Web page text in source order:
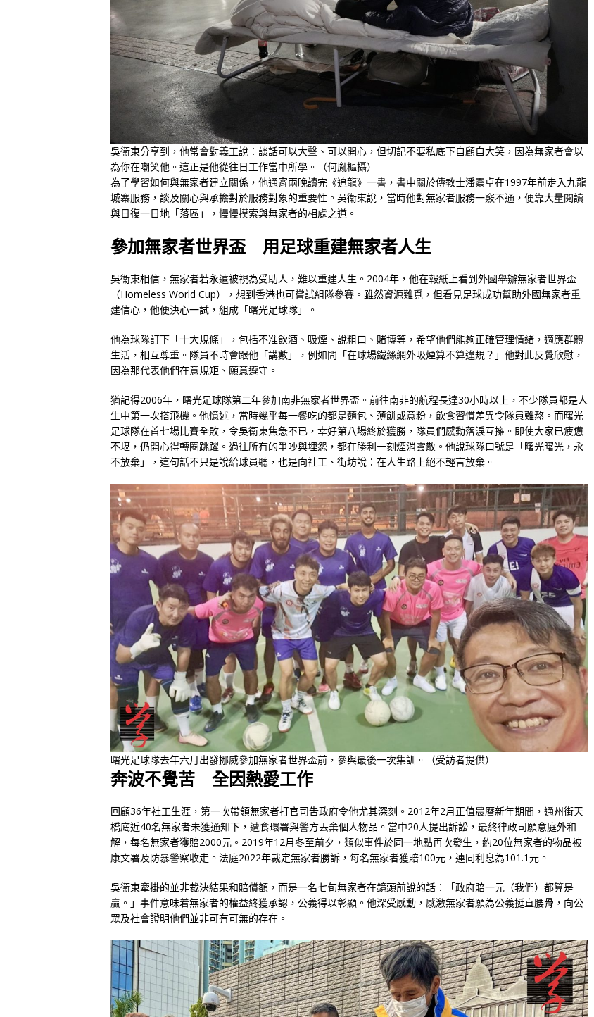
吳衞東分享到，他常會對義工說：談話可以大聲、可以開心，但切記不要私底下自顧自大笑，因為無家者會以
為你在嘲笑他。這正是他從往日工作當中所學。（何胤樞攝）
為了學習如何與無家者建立關係，他通宵兩晚讀完《追龍》一書，書中關於傳教士潘靈卓在1997年前走入九龍
城寨服務，談及關心與承擔對於服務對象的重要性。吳衞東說，當時他對無家者服務一竅不通，便靠大量閱讀
與日復一日地「落區」，慢慢摸索與無家者的相處之道。
參加無家者世界盃 用足球重建無家者人生
吳衞東相信，無家者若永遠被視為受助人，難以重建人生。2004年，他在報紙上看到外國舉辦無家者世界盃
（Homeless World Cup），想到香港也可嘗試組隊參賽。雖然資源難覓，但看見足球成功幫助外國無家者重
建信心，他便決心一試，組成「曙光足球隊」。
他為球隊訂下「十大規條」，包括不准飲酒、吸煙、說粗口、賭博等，希望他們能夠正確管理情緒，適應群體
生活，相互尊重。隊員不時會跟他「講數」，例如問「在球場鐵絲網外吸煙算不算違規？」他對此反覺欣慰，
因為那代表他們在意規矩、願意遵守。
猶記得2006年，曙光足球隊第二年參加南非無家者世界盃。前往南非的航程長達30小時以上，不少隊員都是人
生中第一次搭飛機。他憶述，當時幾乎每一餐吃的都是麵包、薄餅或意粉，飲食習慣差異令隊員難熬。而曙光
足球隊在首七場比賽全敗，令吳衞東焦急不已，幸好第八場終於獲勝，隊員們感動落淚互擁。即使大家已疲憊
不堪，仍開心得轉圈跳躍。過往所有的爭吵與埋怨，都在勝利一刻煙消雲散。他說球隊口號是「曙光曙光，永
不放棄」，這句話不只是說給球員聽，也是向社工、街坊說：在人生路上絕不輕言放棄。
曙光足球隊去年六月出發挪威參加無家者世界盃前，參與最後一次集訓。（受訪者提供）
奔波不覺苦 全因熱愛工作
回顧36年社工生涯，第一次帶領無家者打官司吿政府令他尤其深刻。2012年2月正值農曆新年期間，通州街天
橋底近40名無家者未獲通知下，遭食環署與警方丟棄個人物品。當中20人提出訴訟，最終律政司願意庭外和
解，每名無家者獲賠2000元。2019年12月冬至前夕，類似事件於同一地點再次發生，約20位無家者的物品被
康文署及防暴警察收走。法庭2022年裁定無家者勝訴，每名無家者獲賠100元，連同利息為101.1元。
吳衞東牽掛的並非裁決結果和賠償額，而是一名七旬無家者在鏡頭前說的話：「政府賠一元（我們）都算是
贏。」事件意味着無家者的權益終獲承認，公義得以彰顯。他深受感動，感激無家者願為公義挺直腰骨，向公
眾及社會證明他們並非可有可無的存在。